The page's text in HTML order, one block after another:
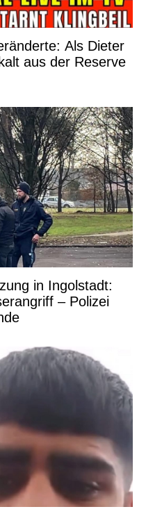
Als Dieter
aus der Reserve
in Ingolstadt:
– Polizei